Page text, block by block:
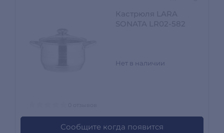
Нет в наличии
Сообщите когда появится